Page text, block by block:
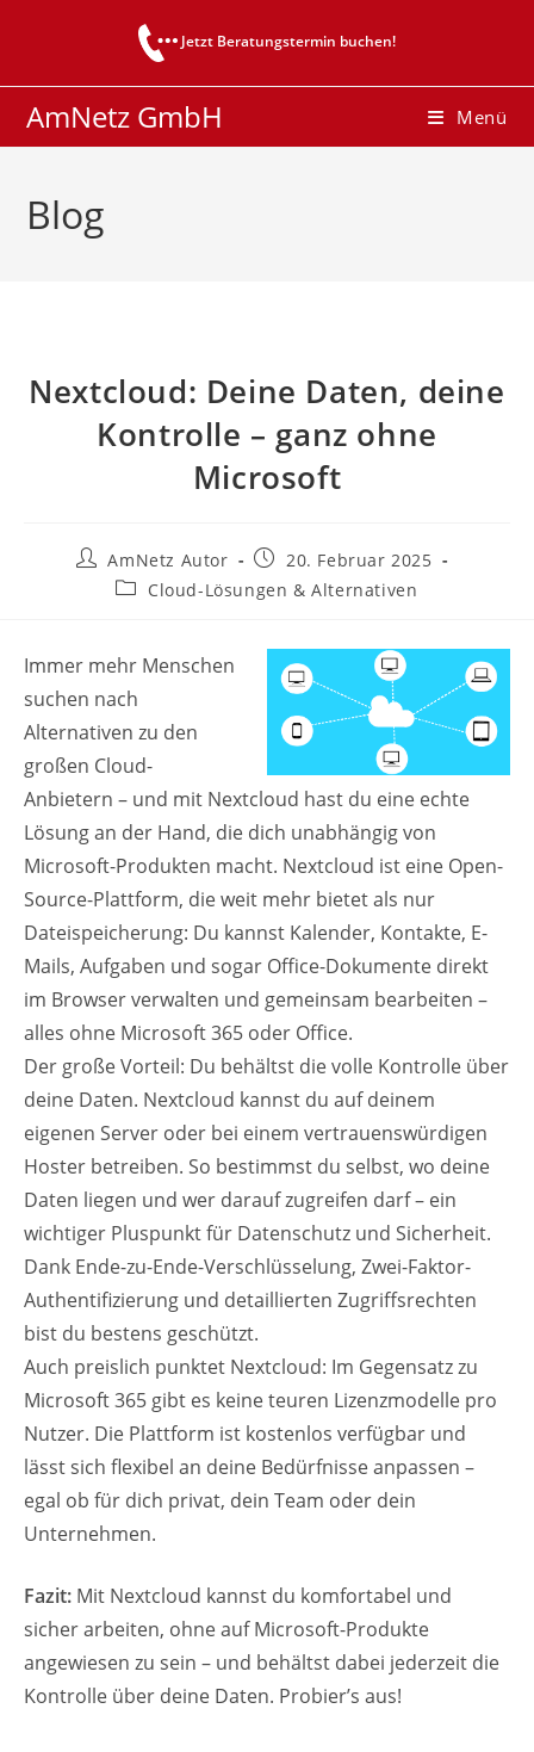
Jetzt Beratungstermin buchen!
AmNetz GmbH Menü
Blog
Nextcloud: Deine Daten, deine
Kontrolle – ganz ohne
Microsoft
Beitrags-
Autor:
AmNetz Autor
Beitrag
veröffentlicht:
20. Februar 2025
Beitrags-
Cloud-Lösungen & Alternativen
Immer mehr Menschen
suchen nach
Alternativen zu den
großen Cloud-
Anbietern – und mit Nextcloud hast du eine echte
Lösung an der Hand, die dich unabhängig von
Microsoft-Produkten macht. Nextcloud ist eine Open-
Source-Plattform, die weit mehr bietet als nur
Dateispeicherung: Du kannst Kalender, Kontakte, E-
Mails, Aufgaben und sogar Office-Dokumente direkt
im Browser verwalten und gemeinsam bearbeiten –
alles ohne Microsoft 365 oder Office.
Der große Vorteil: Du behältst die volle Kontrolle über
deine Daten. Nextcloud kannst du auf deinem
eigenen Server oder bei einem vertrauenswürdigen
Hoster betreiben. So bestimmst du selbst, wo deine
Daten liegen und wer darauf zugreifen darf – ein
wichtiger Pluspunkt für Datenschutz und Sicherheit.
Dank Ende-zu-Ende-Verschlüsselung, Zwei-Faktor-
Authentifizierung und detaillierten Zugriffsrechten
bist du bestens geschützt.
Auch preislich punktet Nextcloud: Im Gegensatz zu
Microsoft 365 gibt es keine teuren Lizenzmodelle pro
Nutzer. Die Plattform ist kostenlos verfügbar und
lässt sich flexibel an deine Bedürfnisse anpassen –
egal ob für dich privat, dein Team oder dein
Unternehmen.
Fazit: Mit Nextcloud kannst du komfortabel und
sicher arbeiten, ohne auf Microsoft-Produkte
angewiesen zu sein – und behältst dabei jederzeit die
Kontrolle über deine Daten. Probier’s aus!